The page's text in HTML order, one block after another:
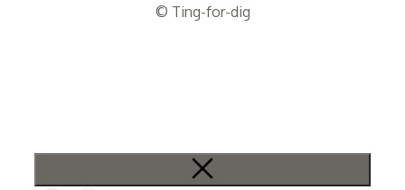
© Ting-for-dig